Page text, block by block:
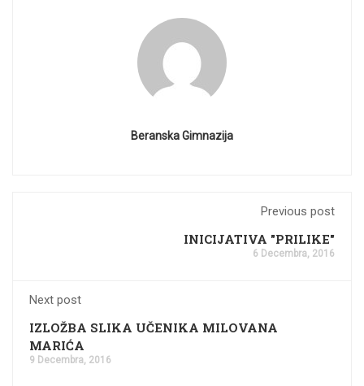
Beranska Gimnazija
Previous post
INICIJATIVA "PRILIKE"
6 Decembra, 2016
Next post
IZLOŽBA SLIKA UČENIKA MILOVANA
MARIĆA
9 Decembra, 2016